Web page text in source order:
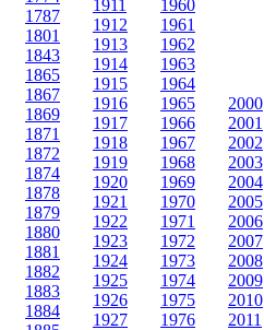
1787
1801
1843
1865
1867
1869
1871
1872
1874
1878
1879
1880
1881
1882
1883
1884
1911
1912
1913
1914
1915
1916
1917
1918
1919
1920
1921
1922
1923
1924
1925
1926
1927
1960
1961
1962
1963
1964
1965
1966
1967
1968
1969
1970
1971
1972
1973
1974
1975
1976
2000
2001
2002
2003
2004
2005
2006
2007
2008
2009
2010
2011